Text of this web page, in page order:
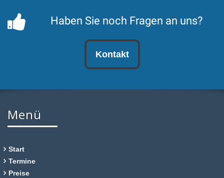
Haben Sie noch Fragen an uns?
Kontakt
Menü
Start
Termine
Preise